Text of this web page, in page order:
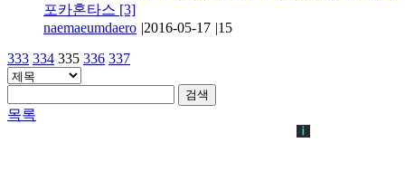
포카혼타스 [3]
naemaeumdaero |2016-05-17 |15
333 334 335 336 337
검색
목록